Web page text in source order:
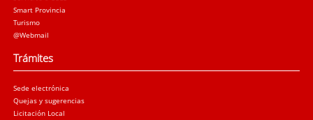
Smart Provincia
Turismo
@Webmail
Trámites
Sede electrónica
Quejas y sugerencias
Licitación Local